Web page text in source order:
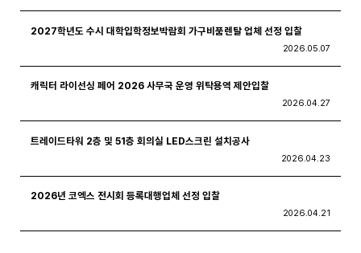
2027학년도 수시 대학입학정보박람회 가구비품렌탈 업체 선정 입찰
2026.05.07
캐릭터 라이선싱 페어 2026 사무국 운영 위탁용역 제안입찰
2026.04.27
트레이드타워 2층 및 51층 회의실 LED스크린 설치공사
2026.04.23
2026년 코엑스 전시회 등록대행업체 선정 입찰
2026.04.21